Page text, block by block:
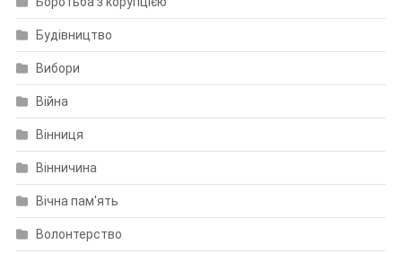
Будівництво
Вибори
Війна
Вінниця
Вінничина
Вічна пам'ять
Волонтерство